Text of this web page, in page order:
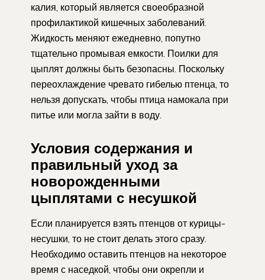
калия, который является своеобразной
профилактикой кишечных заболеваний.
Жидкость меняют ежедневно, попутно
тщательно промывая емкости. Поилки для
цыплят должны быть безопасны. Поскольку
переохлаждение чревато гибелью птенца, то
нельзя допускать, чтобы птица намокала при
питье или могла зайти в воду.
Условия содержания и
правильный уход за
новорожденными
цыплятами с несушкой
Если планируется взять птенцов от курицы-
несушки, то не стоит делать этого сразу.
Необходимо оставить птенцов на некоторое
время с наседкой, чтобы они окрепли и